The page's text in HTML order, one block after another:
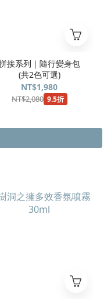
接系列｜隨行變身包
(共2色可選)
NT$1,980
NT$2,080 9.5折